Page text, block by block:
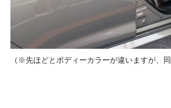
（※先ほどとボディーカラーが違いますが、